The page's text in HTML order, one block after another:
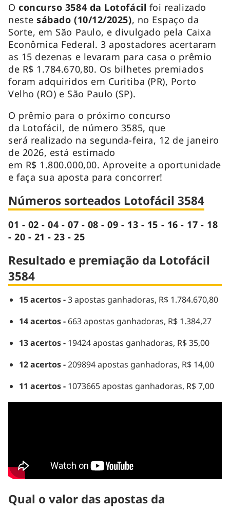
Oconcurso 3584 da Lotofácil foi realizado
nestesábado (10/12/2025), no Espaço da
Sorte, em São Paulo, e divulgado pela Caixa
Econômica Federal. 3 apostadores acertaram
as 15 dezenas e levaram para casa o prêmio
de R$ 1.784.670,80. Os bilhetes premiados
foram adquiridos em Curitiba (PR), Porto
Velho (RO) e São Paulo (SP).
O prêmio para o próximo concurso
da Lotofácil, de número 3585, que
será realizado na segunda-feira, 12 de janeiro
de 2026, está estimado
em R$ 1.800.000,00. Aproveite a oportunidade
e faça sua aposta para concorrer!
Números sorteados Lotofácil 3584
01 - 02 - 04 - 07 - 08 - 09 - 13 - 15 - 16 - 17 - 18
- 20 - 21 - 23 - 25
Resultado e premiação da Lotofácil
3584
15 acertos -3 apostas ganhadoras, R$ 1.784.670,80
14 acertos - 663 apostas ganhadoras, R$ 1.384,27
13 acertos - 19424 apostas ganhadoras, R$ 35,00
12 acertos -209894 apostas ganhadoras, R$ 14,00
11 acertos -1073665 apostas ganhadoras, R$ 7,00
Qual o valor das apostas da